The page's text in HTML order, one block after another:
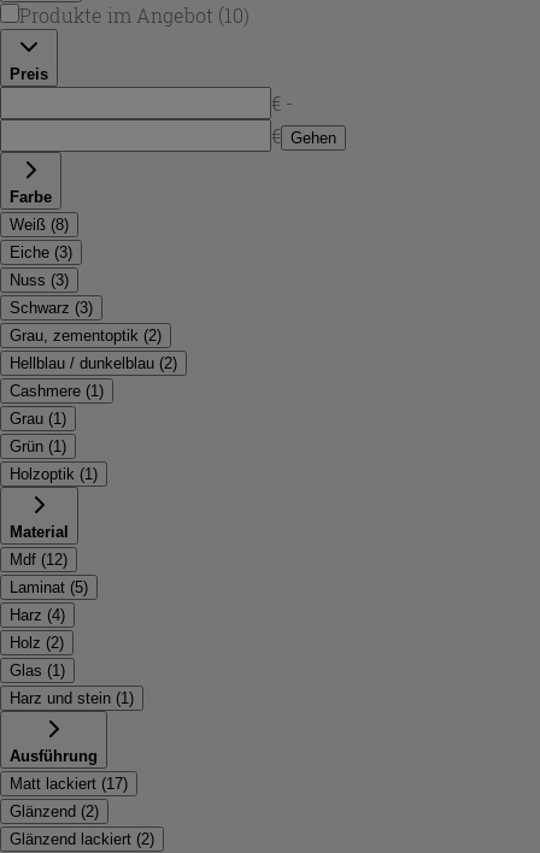
Produkte im Angebot (10)
Preis
€ -
€ Gehen
Farbe
Weiß (8)
Eiche (3)
Nuss (3)
Schwarz (3)
Grau, zementoptik (2)
Hellblau / dunkelblau (2)
Cashmere (1 )
Grau (1 )
Grün (1 )
Holzoptik (1 )
Material
Mdf (12)
Laminat (5)
Harz (4)
Holz (2)
Glas (1 )
Harz und stein (1 )
Ausführung
Matt lackiert (17)
Glänzend (2)
Glänzend lackiert (2)